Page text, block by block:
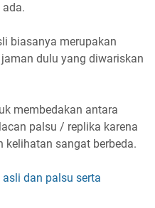
biasanya merupakan
dulu yang diwariskan
membedakan antara
palsu / replika karena
kelihatan sangat berbeda.
dan palsu serta